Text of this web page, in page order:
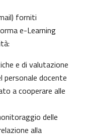
forniti
e-Learning
e di valutazione
personale docente
a cooperare alle
delle
alla